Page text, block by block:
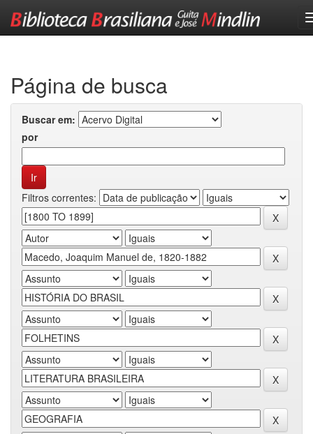
Página de busca
Buscar em:
por
Filtros correntes: